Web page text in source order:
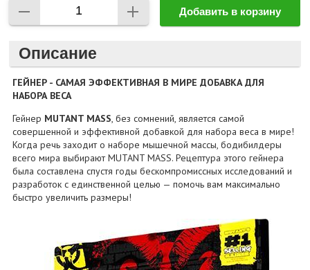
Добавить в корзину
Описание
ГЕЙНЕР - САМАЯ ЭФФЕКТИВНАЯ В МИРЕ ДОБАВКА ДЛЯ
НАБОРА ВЕСА
Гейнер MUTANT MASS, без сомнений, является самой
совершенной и эффективной добавкой для набора веса в мире!
Когда речь заходит о наборе мышечной массы, бодибилдеры
всего мира выбирают MUTANT MASS. Рецептура этого гейнера
была составлена спустя годы бескомпромиссных исследований и
разработок с единственной целью — помочь вам максимально
быстро увеличить размеры!